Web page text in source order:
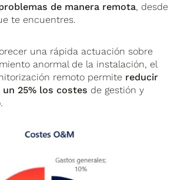
de manera remota, desde
te encuentres.
una rápida actuación sobre
anormal de la instalación, el
remoto permite reducir
un 25% los costes de gestión y